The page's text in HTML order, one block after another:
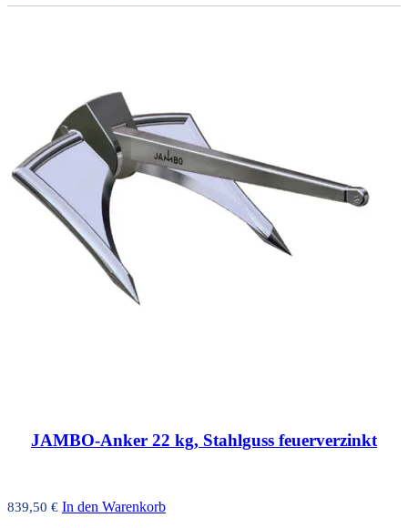
JAMBO-Anker 22 kg, Stahlguss feuerverzinkt
839,50 € In den Warenkorb